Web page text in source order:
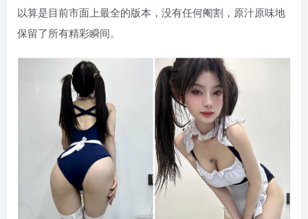
以算是目前市面上最全的版本，没有任何阉割，原汁原味地
保留了所有精彩瞬间。